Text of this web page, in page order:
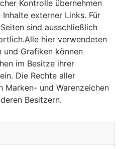
Kontrolle übernehmen
externer Links. Für
sind ausschließlich
hier verwendeten
und Grafiken können
im Besitze ihrer
Die Rechte aller
Marken- und Warenzeichen
Besitzern.